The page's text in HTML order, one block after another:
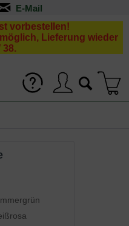
vorbestellen!
Lieferung wieder
38.